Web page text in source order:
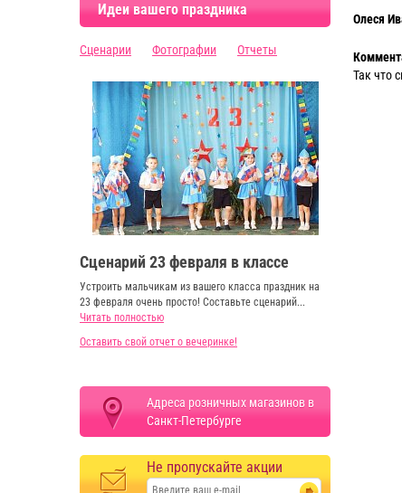
Идеи вашего праздника
Сценарии Фотографии Отчеты
Сценарий 23 февраля в классе
Устроить мальчикам из вашего класса праздник на
23 февраля очень просто! Составьте сценарий...
Читать полностью
Оставить свой отчет о вечеринке!
Адреса розничных магазинов в
Санкт-Петербурге
Не пропускайте акции
Олеся
Так что